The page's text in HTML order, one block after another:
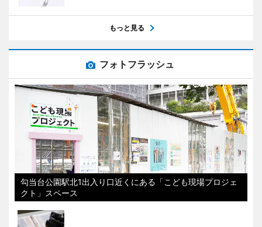
もっと見る
フォトフラッシュ
勾当台公園駅北1出入り口近くにある「こども現場プロジェ
クト」スペース